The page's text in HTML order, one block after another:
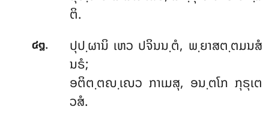
ຕິ.
໔໘.
ປຸປ຺ຜານິ ເຫວ ປຈິນນ຺ຕໍ, ພ຺ຍາສຕ຺ຕມນສໍ
ນຣໍ;
ອຕິຕ຺ຕຎ຺ເຎວ ກາເມສຸ, ອນ຺ຕໂກ ກຸຣຸເຕ
ວສໍ.